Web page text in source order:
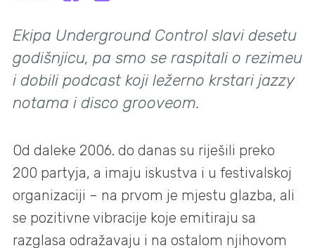
Ekipa Underground Control slavi desetu
godišnjicu, pa smo se raspitali o rezimeu
i dobili podcast koji ležerno krstari jazzy
notama i disco grooveom.
Od daleke 2006. do danas su riješili preko
200 partyja, a imaju iskustva i u festivalskoj
organizaciji – na prvom je mjestu glazba, ali
se pozitivne vibracije koje emitiraju sa
razglasa odražavaju i na ostalom njihovom